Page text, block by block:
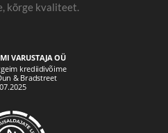
kõrge kvaliteet.